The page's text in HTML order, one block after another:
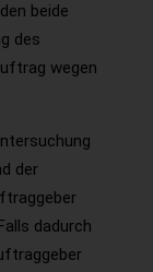
beide
des
wegen
der
dadurch